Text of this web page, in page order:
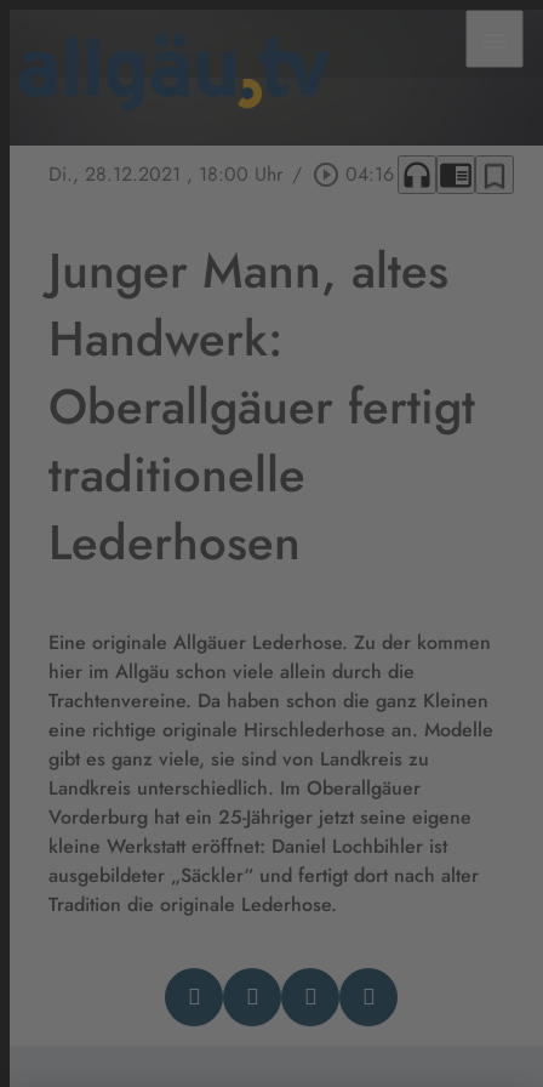
Di., 28.12.2021 , 18:00 Uhr / play_circle_outline 04:16 headphones chrome_reader_mode bookmark_border
Junger Mann, altes
Handwerk:
Oberallgäuer fertigt
traditionelle
Lederhosen
Eine originale Allgäuer Lederhose. Zu der kommen
hier im Allgäu schon viele allein durch die
Trachtenvereine. Da haben schon die ganz Kleinen
eine richtige originale Hirschlederhose an. Modelle
gibt es ganz viele, sie sind von Landkreis zu
Landkreis unterschiedlich. Im Oberallgäuer
Vorderburg hat ein 25-Jähriger jetzt seine eigene
kleine Werkstatt eröffnet: Daniel Lochbihler ist
ausgebildeter „Säckler“ und fertigt dort nach alter
Tradition die originale Lederhose.